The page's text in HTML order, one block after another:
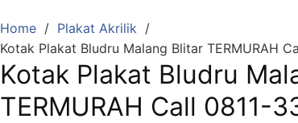
Home
Plakat Akrilik
Kotak Plakat Bludru Malang Blitar TERMURAH
Kotak Plakat Bludru
TERMURAH Call 0811-